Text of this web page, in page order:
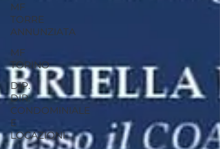
MF
TORRE
ANNUNZIATA
MF
TORINO
DIP.
DIR.
CONDOMINIALE
E
LOCAZIONI